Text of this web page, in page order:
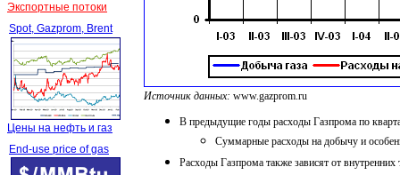
Экспортные потоки
Spot, Gazprom, Brent
Цены на нефть и газ
End-use price of gas
Источник данных: www.gazprom.ru
В предыдущие годы расходы Газпрома по
Суммарные расходы на добычу и
Расходы Газпрома также зависят от